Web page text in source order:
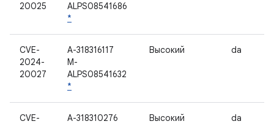
20025
ALPS08541686
*
CVE-
2024-
20027
A-318316117
M-
ALPS08541632
*
Высокий da
CVE-
A-318310276
Высокий da